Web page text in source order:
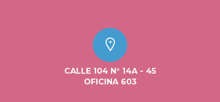
CALLE 104 N° 14A - 45
OFICINA 603